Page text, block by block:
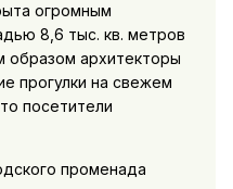
огромным
8,6 тыс. кв. метров
образом архитекторы
прогулки на свежем
посетители
променада